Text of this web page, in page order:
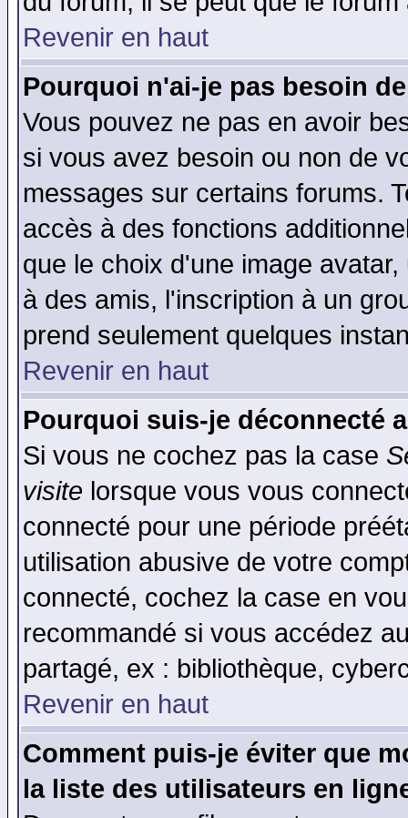
Revenir en haut
Pourquoi n'ai-je pas besoin
Vous pouvez ne pas en avoir
si vous avez besoin ou non de
messages sur certains forums.
accès à des fonctions
que le choix d'une image
à des amis, l'inscription à un
prend seulement quelques
Revenir en haut
Pourquoi suis-je déconnecté
Si vous ne cochez pas la case
visite lorsque vous vous
connecté pour une période
utilisation abusive de votre
connecté, cochez la case en
recommandé si vous accédez
partagé, ex : bibliothèque,
Revenir en haut
Comment puis-je éviter que
la liste des utilisateurs en